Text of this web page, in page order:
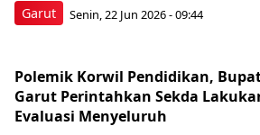
Garut Senin, 22 Jun 2026 - 09:44
Polemik Korwil Pendidikan,
Garut Perintahkan Sekda
Evaluasi Menyeluruh